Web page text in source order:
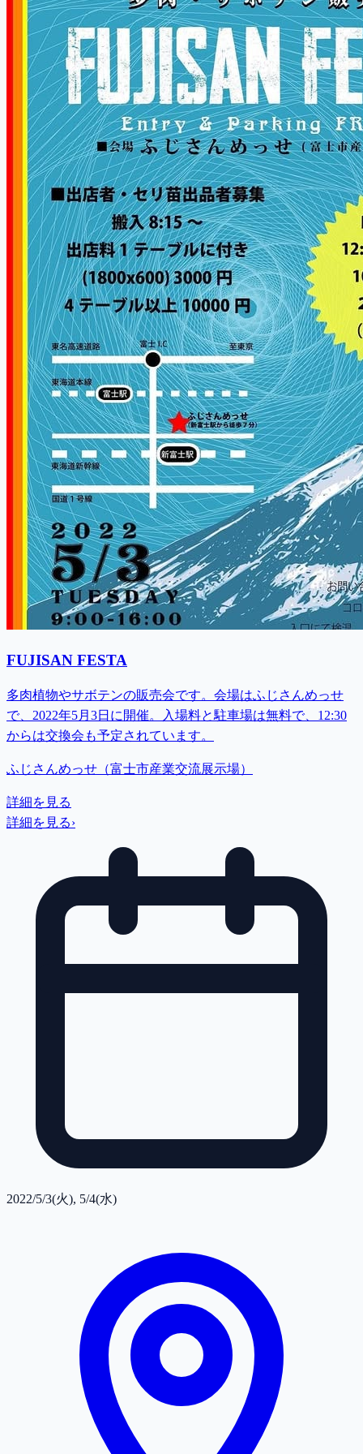
FUJISAN FESTA
多肉植物やサボテンの販売会です。会場はふじさんめっせ
で、2022年5月3日に開催。入場料と駐車場は無料で、12:30
からは交換会も予定されています。
ふじさんめっせ（富士市産業交流展示場）
詳細を見る
詳細を見る›
2022/5/3(火), 5/4(水)